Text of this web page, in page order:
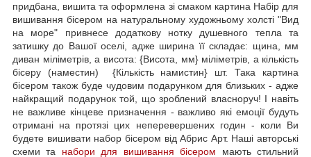
придбана, вишита та оформлена зі смаком картина Набір для
вишивання бісером на натуральному художньому холсті "Вид
на море" привнесе додаткову нотку душевного тепла та
затишку до Вашої оселі, адже ширина її складає: щина, мм
диван міліметрів, а висота: {Висота, мм} міліметрів, а кількість
бісеру (наместин) {Кількість намистин} шт. Така картина
бісером також буде чудовим подарунком для близьких - адже
найкращий подарунок той, що зроблений власноруч! І навіть
не важливе кінцеве призначення - важливо які емоції будуть
отримані на протязі цих неперевершених годин - коли Ви
будете вишивати набор бісером від Абрис Арт. Наші авторські
схеми та набори для вишивання бісером мають стильний